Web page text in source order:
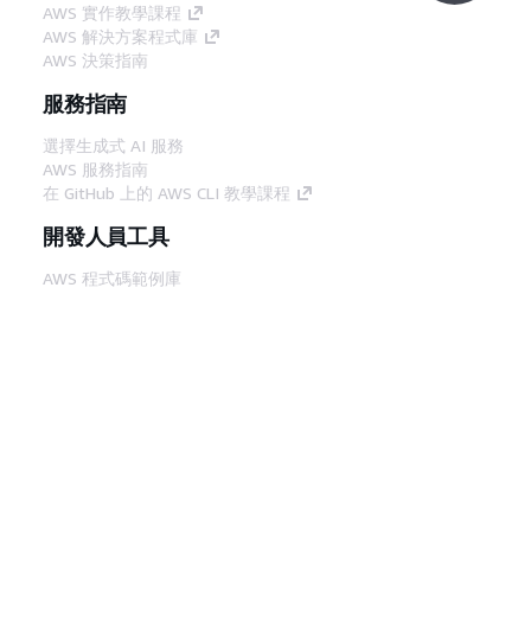
AWS 實作教學課程
AWS 解決方案程式庫
AWS 決策指南
服務指南
選擇生成式 AI 服務
AWS 服務指南
在 GitHub 上的 AWS CLI 教學課程
開發人員工具
AWS 程式碼範例庫